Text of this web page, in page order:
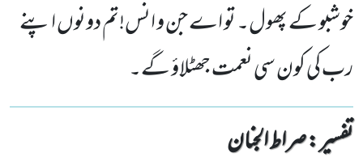
خوشبو کے پھول۔ تو اے جن و انس!تم دونوں اپنے
رب کی کون سی نعمت جھٹلاؤ گے۔
تفسیر : ‎صراط الجنان